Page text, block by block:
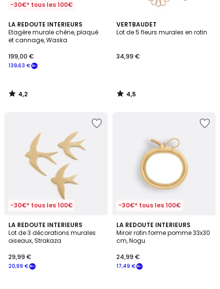
-30€* tous les 100€
LA REDOUTE INTERIEURS
Etagère murale chêne, plaqué
et cannage, Waska
€
souscrivez
notre
programme
139,63
139,63 €
199,00 €
4,2
/ 5
4,2
/
VERTBAUDET
Lot de 5 fleurs murales en rotin
34,99 €
4,5
/ 5
4,5
/
-30€* tous les 100€
LA REDOUTE INTERIEURS
Lot de 3 décorations murales
oiseaux, Strakaza
20,99 €
29,99 €
4,8
/ 5
-30€* tous les 100€
LA REDOUTE INTERIEURS
Miroir rotin forme pomme 33x30
cm, Nogu
17,49 €
24,99 €
4,4
/ 5